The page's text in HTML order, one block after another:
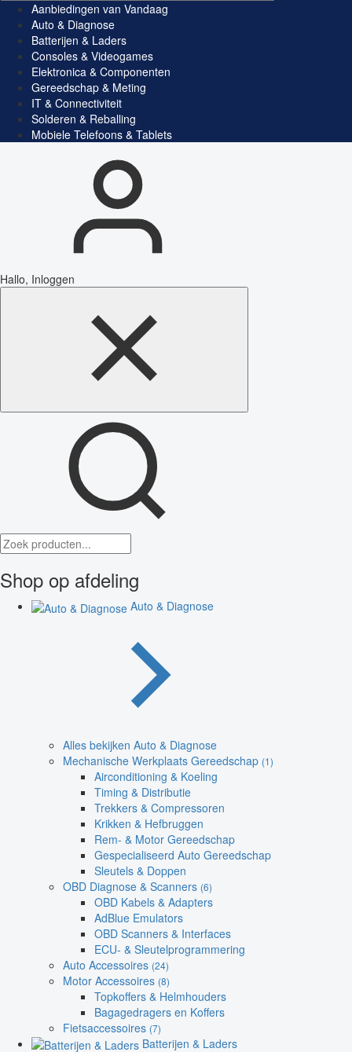
Aanbiedingen van Vandaag
Auto & Diagnose
Batterijen & Laders
Consoles & Videogames
Elektronica & Componenten
Gereedschap & Meting
IT & Connectiviteit
Solderen & Reballing
Mobiele Telefoons & Tablets
Hallo, Inloggen
Shop op afdeling
Auto & Diagnose
Alles bekijken Auto & Diagnose
Mechanische Werkplaats Gereedschap (1)
Airconditioning & Koeling
Timing & Distributie
Trekkers & Compressoren
Krikken & Hefbruggen
Rem- & Motor Gereedschap
Gespecialiseerd Auto Gereedschap
Sleutels & Doppen
OBD Diagnose & Scanners (6)
OBD Kabels & Adapters
AdBlue Emulators
OBD Scanners & Interfaces
ECU- & Sleutelprogrammering
Auto Accessoires (24)
Motor Accessoires (8)
Topkoffers & Helmhouders
Bagagedragers en Koffers
Fietsaccessoires (7)
Batterijen & Laders